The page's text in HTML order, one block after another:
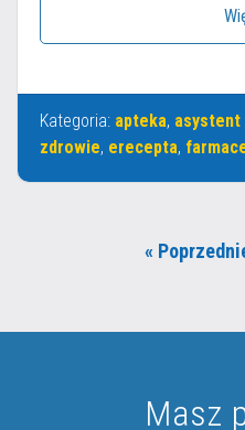
Kategoria: apteka,
zdrowie, erecepta,
«
Masz